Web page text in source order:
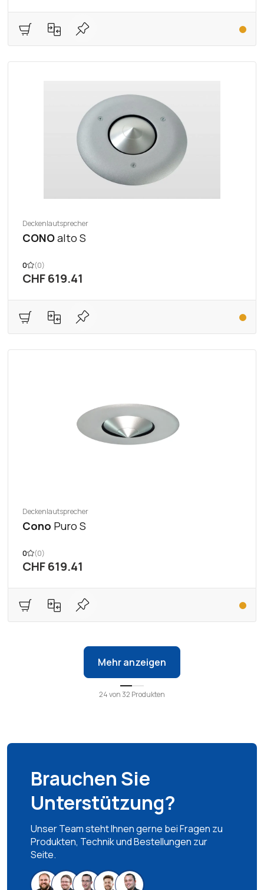
Deckenlautsprecher
CONOalto S
0 (0)
CHF 619.41
Deckenlautsprecher
Cono Puro S
0 (0)
CHF 619.41
Mehr anzeigen
24von32 Produkten
Brauchen Sie
Unterstützung?
Unser Team steht Ihnen gerne bei Fragen zu
Produkten, Technik und Bestellungen zur
Seite.